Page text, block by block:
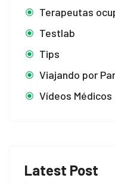
bonusu
mp3 downloader
Terapeutas
Testlab
Tips
Viajando por
Vídeos Médicos
Latest Post